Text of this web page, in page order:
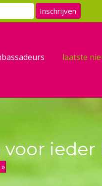
laatste
ieder